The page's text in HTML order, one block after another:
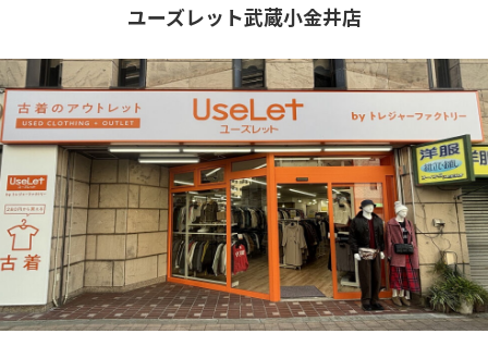
ユーズレット武蔵小金井店